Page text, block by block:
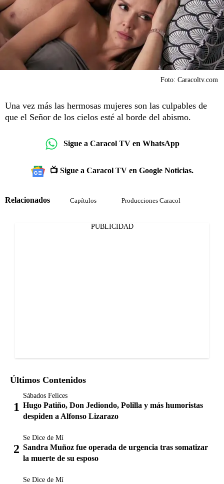
Foto: Caracoltv.com
Una vez más las hermosas mujeres son las culpables de
que el Señor de los cielos esté al borde del abismo.
Sigue a Caracol TV en WhatsApp
📺 Sigue a Caracol TV en Google Noticias.
Relacionados Capítulos Producciones Caracol
PUBLICIDAD
Últimos Contenidos
Sábados Felices
Hugo Patiño, Don Jediondo, Polilla y más humoristas
despiden a Alfonso Lizarazo
Se Dice de Mí
Sandra Muñoz fue operada de urgencia tras somatizar
la muerte de su esposo
Se Dice de Mí